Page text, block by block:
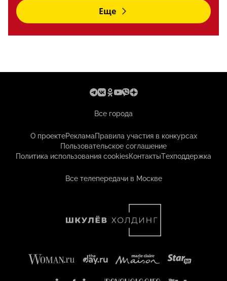
Еще
Все города
О проектеРекламаПравила участия в конкурсах
Пользовательское соглашение
Политика использования cookiesКонтактыТехподдержка
Все телепередачи в Москве